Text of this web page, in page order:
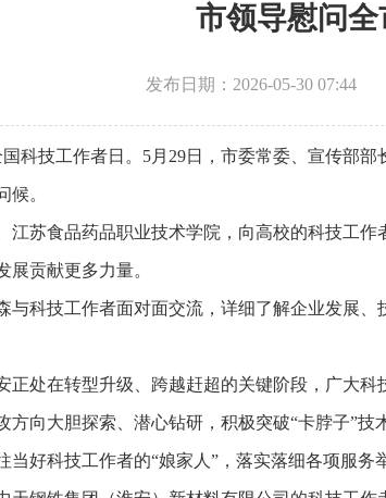
市领导慰问
发布日期：2026-05-30 07:44
科技工作者日。5月29日，市委常委、宣传部
候。
江苏食品药品职业技术学院，向高校的科技工
展贡献更多力量。
与科技工作者面对面交流，详细了解企业发展
正处在转型升级、跨越赶超的关键阶段，广大
方向大胆探索、潜心钻研，积极突破“卡脖子”
当好科技工作者的“娘家人”，落实落细各项服